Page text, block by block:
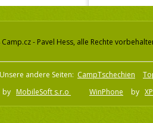
- Pavel Hess, alle Rechte
Unsere andere Seiten: CampTschechien
by MobileSoft s.r.o WinPhone by